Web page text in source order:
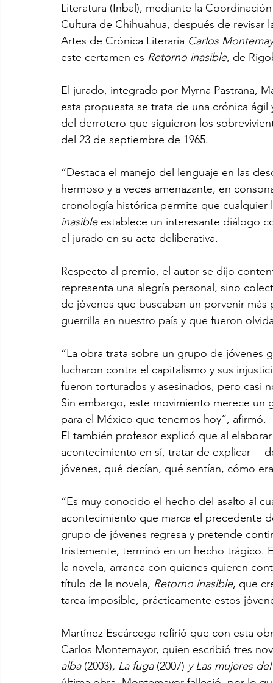
Literatura (Inbal), mediante la
Cultura de Chihuahua, después de
Artes de Crónica Literaria Carlos
este certamen es Retorno inasible, de
El jurado, integrado por Myrna Pastrana,
esta propuesta se trata de una crónica
del derrotero que siguieron los
del 23 de septiembre de 1965.
“Destaca el manejo del lenguaje en las
hermoso y a veces amenazante, en
cronología histórica permite que
inasible establece un interesante diálogo
el jurado en su acta deliberativa.
Respecto al premio, el autor se dijo
representa una alegría personal, sino
de jóvenes que buscaban un porvenir
guerrilla en nuestro país y que fueron
“La obra trata sobre un grupo de jóvenes
lucharon contra el capitalismo y sus
fueron torturados y asesinados, pero casi
Sin embargo, este movimiento merece
para el México que tenemos hoy”, afirmó.
El también profesor explicó que al
acontecimiento en sí, tratar de explicar —
jóvenes, qué decían, qué sentían, cómo
“Es muy conocido el hecho del asalto al
acontecimiento que marca el precedente
grupo de jóvenes regresa y pretende
tristemente, terminó en un hecho trágico.
la novela, arranca con quienes quieren
título de la novela, Retorno inasible, que
tarea imposible, prácticamente estos
Martínez Escárcega refirió que con esta
Carlos Montemayor, quien escribió tres
alba (2003), La fuga (2007) y Las mujeres